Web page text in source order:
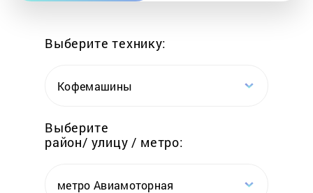
Garlyn
Gastrorag
Выберите технику:
Кофемашины
Выберите
район/ улицу / метро:
метро Авиамоторная